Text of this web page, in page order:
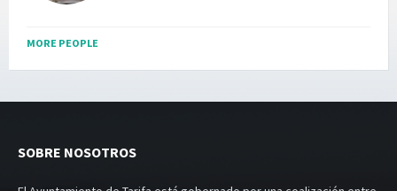
MORE PEOPLE
SOBRE NOSOTROS